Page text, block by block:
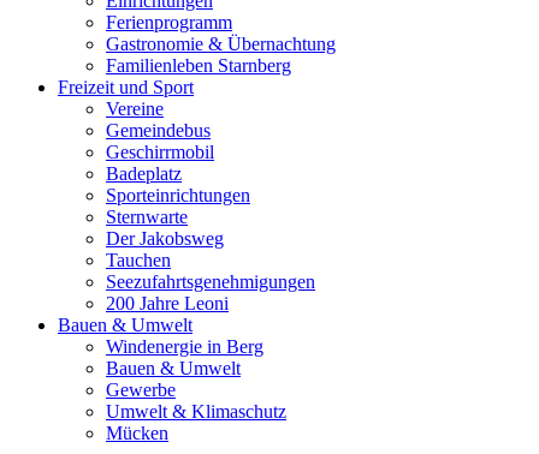
Ferienprogramm
Gastronomie & Übernachtung
Familienleben Starnberg
Freizeit und Sport
Vereine
Gemeindebus
Geschirrmobil
Badeplatz
Sporteinrichtungen
Sternwarte
Der Jakobsweg
Tauchen
Seezufahrtsgenehmigungen
200 Jahre Leoni
Bauen & Umwelt
Windenergie in Berg
Bauen & Umwelt
Gewerbe
Umwelt & Klimaschutz
Mücken